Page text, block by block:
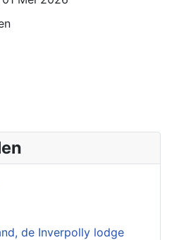
de Inverpolly lodge